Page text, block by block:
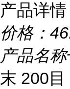
产品详情
价格：
产品名称
末 200